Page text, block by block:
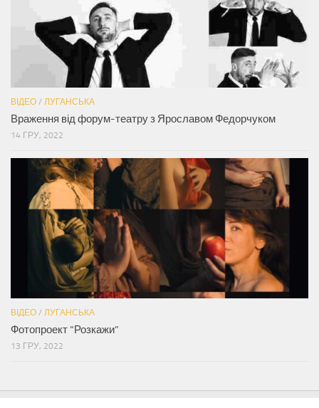
ВІДЕО / ЛУГАНСЬКА
Враження від форум-театру з Ярославом Федорчуком
14 ГРУ, 2022
ВІДЕО / ЛУГАНСЬКА
Фотопроект “Розкажи”
13 ГРУ, 2022